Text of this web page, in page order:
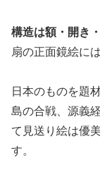
構造は額・開き
扇の正面鏡絵に
日本のものを題
島の合戦、源義
て見送り絵は優
す。